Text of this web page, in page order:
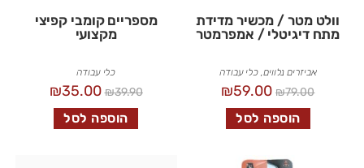
וולט מטר / מכשיר מדידת
מתח דיגיטלי / אמפרמטר
אביזרים נלווים, כלי עבודה
₪79.00
₪59.00
הוספה לסל
מספריים קומבי קפיצי
מקצועי
כלי עבודה
₪39.90
₪35.00
הוספה לסל